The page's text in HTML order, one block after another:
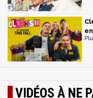
VIDÉOS À NE